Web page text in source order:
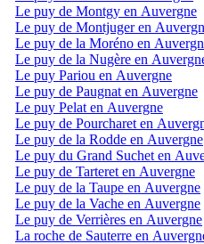
Le puy de Montgy en Auvergne
Le puy de Montjuger en
Le puy de la Moréno en
Le puy de la Nugère en
Le puy Pariou en Auvergne
Le puy de Paugnat en Auvergne
Le puy Pelat en Auvergne
Le puy de Pourcharet en
Le puy de la Rodde en Auvergne
Le puy du Grand Suchet en
Le puy de Tarteret en Auvergne
Le puy de la Taupe en Auvergne
Le puy de la Vache en Auvergne
Le puy de Verrières en Auvergne
La roche de Sauterre en